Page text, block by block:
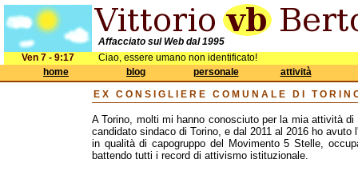
Affacciato sul Web dal 1995
Ven 7 - 9:17
Ciao, essere umano non identificato!
home
blog personale
attività
EX CONSIGLIERE COMUNALE DI
A Torino, molti mi hanno conosciuto per la mia attività
candidato sindaco di Torino, e dal 2011 al 2016 ho
in qualità di capogruppo del Movimento 5 Stelle,
battendo tutti i record di attivismo istituzionale.